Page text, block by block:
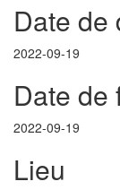
Date de
2022-09-19
Date de
2022-09-19
Lieu